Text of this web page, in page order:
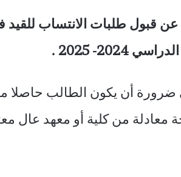
قبول طلبات الانتساب للقيد في
2025 .
ضرورة أن يكون الطالب حاصلا
معادلة من كلية أو معهد